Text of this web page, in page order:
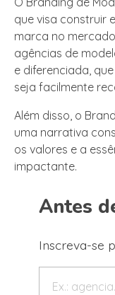
que visa construir
marca no
agências de
e diferenciada,
seja facilmente
Além disso, o
uma narrativa
os valores e a
impactante.
Antes
Inscreva-se